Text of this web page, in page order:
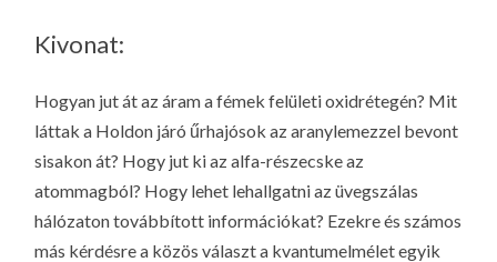
Kivonat:
Hogyan jut át az áram a fémek felületi oxidrétegén? Mit
láttak a Holdon járó űrhajósok az aranylemezzel bevont
sisakon át? Hogy jut ki az alfa-részecske az
atommagból? Hogy lehet lehallgatni az üvegszálas
hálózaton továbbított információkat? Ezekre és számos
más kérdésre a közös választ a kvantumelmélet egyik